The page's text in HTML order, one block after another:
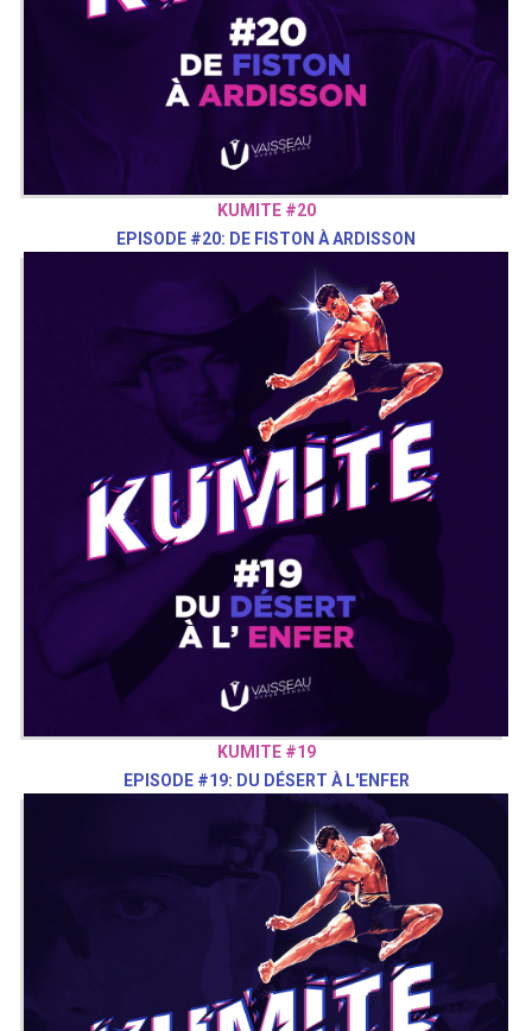
KUMITE #20
EPISODE #20: DE FISTON À ARDISSON
KUMITE #19
EPISODE #19: DU DÉSERT À L'ENFER